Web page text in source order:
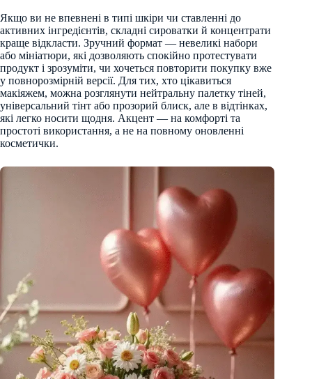
Якщо ви не впевнені в типі шкіри чи ставленні до
активних інгредієнтів, складні сироватки й концентрати
краще відкласти. Зручний формат — невеликі набори
або мініатюри, які дозволяють спокійно протестувати
продукт і зрозуміти, чи хочеться повторити покупку вже
у повнорозмірній версії. Для тих, хто цікавиться
макіяжем, можна розглянути нейтральну палетку тіней,
універсальний тінт або прозорий блиск, але в відтінках,
які легко носити щодня. Акцент — на комфорті та
простоті використання, а не на повному оновленні
косметички.